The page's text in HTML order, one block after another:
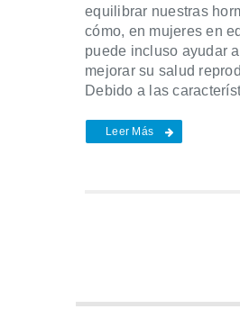
equilibrar nuestras
cómo, en mujeres en
puede incluso ayudar
mejorar su salud
Debido a las
Leer Más